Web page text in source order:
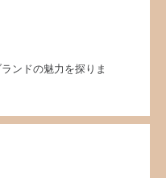
ンドの魅力を探りま